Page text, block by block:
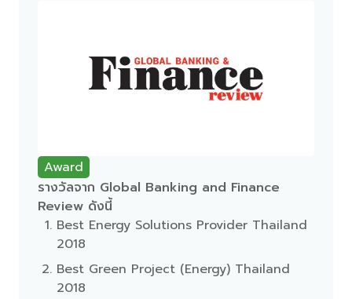
Award
รางวัลจาก Global Banking and Finance
Review ดังนี้
Best Energy Solutions Provider Thailand
2018
Best Green Project (Energy) Thailand
2018